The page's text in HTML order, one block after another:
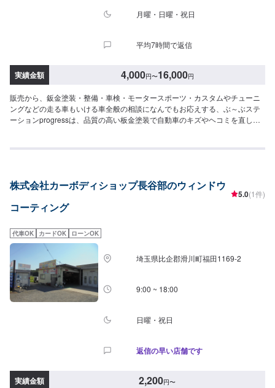
月曜・日曜・祝日
平均7時間で返信
実績金額 4,000円〜16,000円
販売から、鈑金塗装・整備・車検・モータースポーツ・カスタムやチューニ
ングなどの走る車もいける車全般の相談になんでもお応えする、ぶ～ぶステ
ーションprogressは、品質の高い板金塗装で自動車のキズやヘコミを直しま
ので、お気軽にお問い合わせください。ブレーキパッドの交換や車内のクリ
ドバイスを心掛けております。--------------------------------------------------【1】オ
ファーにてお問い合わせ【2】お見積り【3】お見積りにご納得いただければ
作業開始【4】仕上がり次第納車-----納期について-----納期は通常2日～3日程
さい。-----代車について-----無料の代車をご用意しています。お車の作業中は
代車をご利用ください。※代車の燃料代はお客様にご負担いただいておりま
す。-----ご来店時の注意、受付方法-----当工場は太田桐生インターチェンジか
ら５分入庫の際はお気をつけてお越しください。駐車スペースは工場前の空
いているスペースに駐車してください。受付はスタッフへ「メンテモで予約
しました」とお伝えください。ご案内いたします。【定休日・営業時間】定
休日：日曜日営業時間：9:00~19:00
株式会社カーボディショップ長谷部のウィンドウ
コーティング
5.0(1件)
代車OK カードOK ローンOK
埼玉県比企郡滑川町福田1169-2
9:00 ~ 18:00
日曜・祝日
返信の早い店舗です
実績金額 2,200円〜